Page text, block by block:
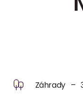
Záhrady –